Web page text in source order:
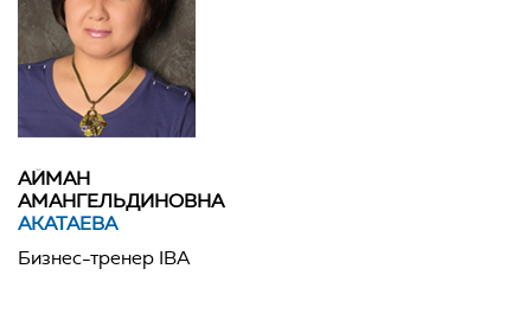
АЙМАН
АМАНГЕЛЬДИНОВНА
АКАТАЕВА
Бизнес-тренер IBA